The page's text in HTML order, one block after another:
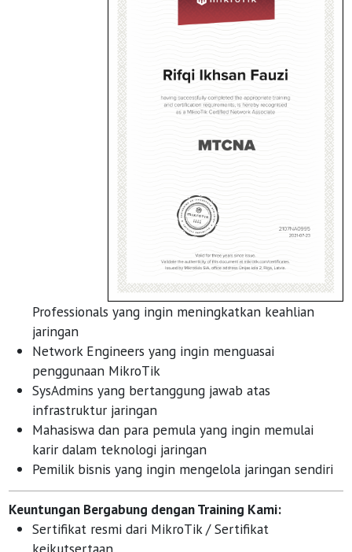
Professionals yang ingin meningkatkan keahlian
jaringan
Network Engineers yang ingin menguasai
penggunaan MikroTik
SysAdmins yang bertanggung jawab atas
infrastruktur jaringan
Mahasiswa dan para pemula yang ingin memulai
karir dalam teknologi jaringan
Pemilik bisnis yang ingin mengelola jaringan sendiri
Keuntungan Bergabung dengan Training Kami:
Sertifikat resmi dari MikroTik / Sertifikat